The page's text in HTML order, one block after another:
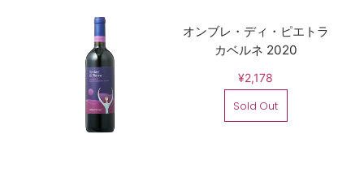
オンブレ・ディ・ピエトラ
カベルネ 2020
¥2,178
Sold Out